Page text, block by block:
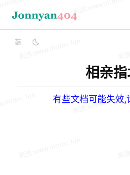
相亲
有些文档可能失效,